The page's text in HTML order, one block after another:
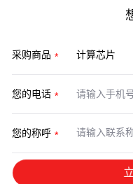
采购商品
您的电话
您的称呼